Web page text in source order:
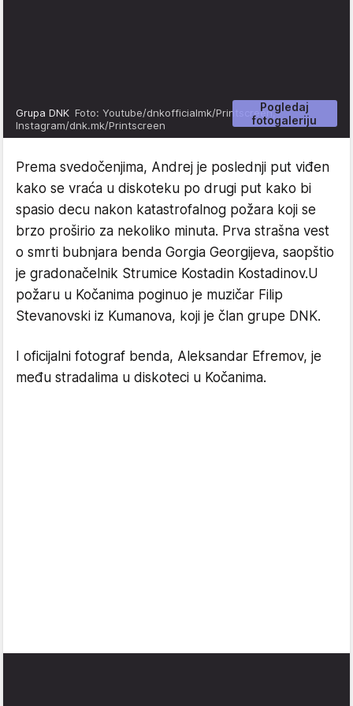
Pogledaj
fotogaleriju
Grupa DNK Foto: Youtube/dnkofficialmk/Printscreen,
Instagram/dnk.mk/Printscreen
Prema svedočenjima, Andrej je poslednji put viđen
kako se vraća u diskoteku po drugi put kako bi
spasio decu nakon katastrofalnog požara koji se
brzo proširio za nekoliko minuta. Prva strašna vest
o smrti bubnjara benda Gorgia Georgijeva, saopštio
je gradonačelnik Strumice Kostadin Kostadinov.U
požaru u Kočanima poginuo je muzičar Filip
Stevanovski iz Kumanova, koji je član grupe DNK.
I oficijalni fotograf benda, Aleksandar Efremov, je
među stradalima u diskoteci u Kočanima.